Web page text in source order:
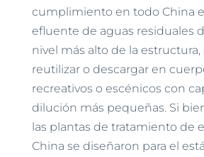
cumplimiento en todo China
efluente de aguas residuales
nivel más alto de la
reutilizar o descargar en
recreativos o escénicos con
dilución más pequeñas. Si
las plantas de tratamiento de
China se diseñaron para el